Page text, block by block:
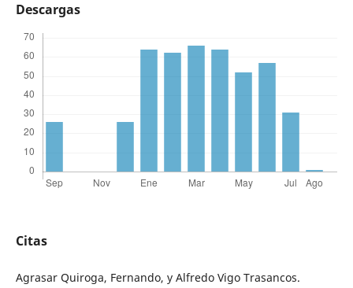
Descargas
Citas
Agrasar Quiroga, Fernando, y Alfredo Vigo Trasancos.